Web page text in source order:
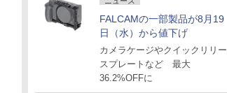
FALCAMの一部製品が8月19
日（水）から値下げ
カメラケージやクイックリリー
スプレートなど 最大
36.2%OFFに